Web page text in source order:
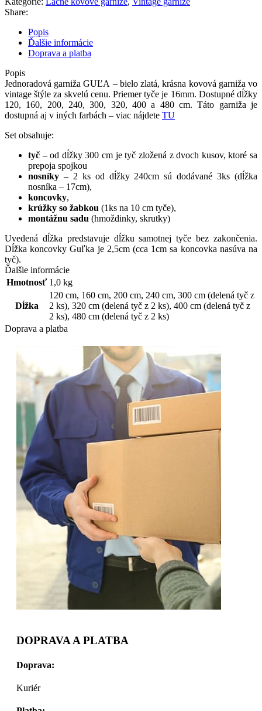
Share:
Popis
Ďalšie informácie
Doprava a platba
Popis
Jednoradová garniža GUĽA – bielo zlatá, krásna kovová garniža vo
vintage štýle za skvelú cenu. Priemer tyče je 16mm. Dostupné dĺžky
120, 160, 200, 240, 300, 320, 400 a 480 cm. Táto garniža je
dostupná aj v iných farbách – viac nájdete TU
Set obsahuje:
tyč –od dĺžky 300 cm je tyč zložená z dvoch kusov, ktoré sa
prepoja spojkou
nosníky – 2 ks od dĺžky 240cm sú dodávané 3ks (dĺžka
nosníka – 17cm),
koncovky,
krúžky so žabkou (1ks na 10 cm tyče),
montážnu sadu (hmoždinky, skrutky)
Uvedená dĺžka predstavuje dĺžku samotnej tyče bez zakončenia.
Dĺžka koncovky Guľka je 2,5cm (cca 1cm sa koncovka nasúva na
tyč).
Ďalšie informácie
Hmotnosť 1,0 kg
Dĺžka
120 cm, 160 cm, 200 cm, 240 cm, 300 cm (delená tyč z
2 ks), 320 cm (delená tyč z 2 ks), 400 cm (delená tyč z
2 ks), 480 cm (delená tyč z 2 ks)
Doprava a platba
DOPRAVA A PLATBA
Doprava:
Kuriér